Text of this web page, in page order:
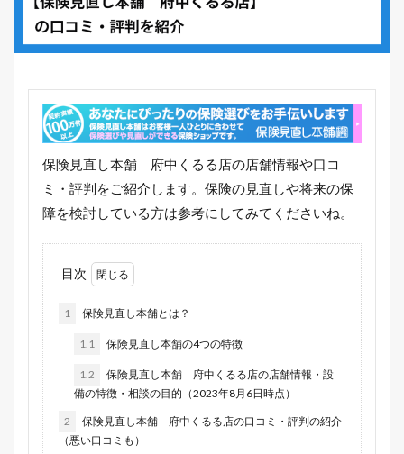
保険見直し本舗 府中くるる店の店舗情報や口コ
ミ・評判をご紹介します。保険の見直しや将来の保
障を検討している方は参考にしてみてくださいね。
目次
1 保険見直し本舗とは？
1.1 保険見直し本舗の4つの特徴
1.2
保険見直し本舗 府中くるる店の店舗情報・設
備の特徴・相談の目的（2023年8月6日時点）
2
保険見直し本舗 府中くるる店の口コミ・評判の紹介
（悪い口コミも）